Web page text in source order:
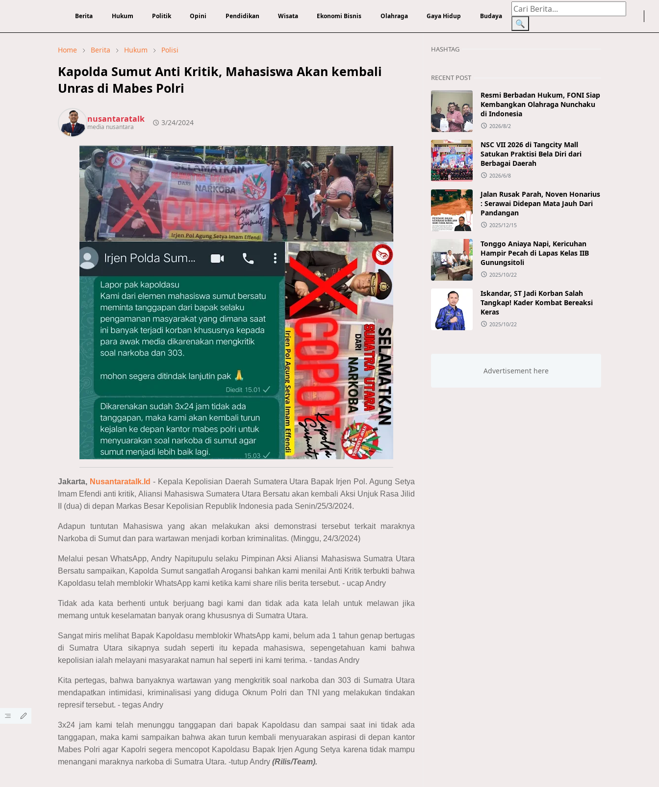
Berita Hukum Politik Opini Pendidikan Wisata Ekonomi Bisnis Olahraga Gaya Hidup Budaya
🔍
Home Berita Hukum Polisi
Kapolda Sumut Anti Kritik, Mahasiswa Akan kembali
Unras di Mabes Polri
nusantaratalk
media nusantara 3/24/2024
Jakarta, Nusantaratalk.Id - Kepala Kepolisian Daerah Sumatera Utara Bapak Irjen Pol. Agung Setya
Imam Efendi anti kritik, Aliansi Mahasiswa Sumatera Utara Bersatu akan kembali Aksi Unjuk Rasa Jilid
II (dua) di depan Markas Besar Kepolisian Republik Indonesia pada Senin/25/3/2024.
Adapun tuntutan Mahasiswa yang akan melakukan aksi demonstrasi tersebut terkait maraknya
Narkoba di Sumut dan para wartawan menjadi korban kriminalitas. (Minggu, 24/3/2024)
Melalui pesan WhatsApp, Andry Napitupulu selaku Pimpinan Aksi Aliansi Mahasiswa Sumatra Utara
Bersatu sampaikan, Kapolda Sumut sangatlah Arogansi bahkan kami menilai Anti Kritik terbukti bahwa
Kapoldasu telah memblokir WhatsApp kami ketika kami share rilis berita tersebut. - ucap Andry
Tidak ada kata berhenti untuk berjuang bagi kami dan tidak ada kata lelah untuk melawan jika
memang untuk keselamatan banyak orang khususnya di Sumatra Utara.
Sangat miris melihat Bapak Kapoldasu memblokir WhatsApp kami, belum ada 1 tahun genap bertugas
di Sumatra Utara sikapnya sudah seperti itu kepada mahasiswa, sepengetahuan kami bahwa
kepolisian ialah melayani masyarakat namun hal seperti ini kami terima. - tandas Andry
Kita pertegas, bahwa banyaknya wartawan yang mengkritik soal narkoba dan 303 di Sumatra Utara
mendapatkan intimidasi, kriminalisasi yang diduga Oknum Polri dan TNI yang melakukan tindakan
represif tersebut. - tegas Andry
3x24 jam kami telah menunggu tanggapan dari bapak Kapoldasu dan sampai saat ini tidak ada
tanggapan, maka kami sampaikan bahwa akan turun kembali menyuarakan aspirasi di depan kantor
Mabes Polri agar Kapolri segera mencopot Kapoldasu Bapak Irjen Agung Setya karena tidak mampu
menangani maraknya narkoba di Sumatra Utara. -tutup Andry (Rilis/Team).
HASHTAG
RECENT POST
Resmi Berbadan Hukum, FONI Siap
Kembangkan Olahraga Nunchaku
di Indonesia
2026/8/2
NSC VII 2026 di Tangcity Mall
Satukan Praktisi Bela Diri dari
Berbagai Daerah
2026/6/8
Jalan Rusak Parah, Noven Honarius
: Serawai Didepan Mata Jauh Dari
Pandangan
2025/12/15
Tonggo Aniaya Napi, Kericuhan
Hampir Pecah di Lapas Kelas IIB
Gunungsitoli
2025/10/22
Iskandar, ST Jadi Korban Salah
Tangkap! Kader Kombat Bereaksi
Keras
2025/10/22